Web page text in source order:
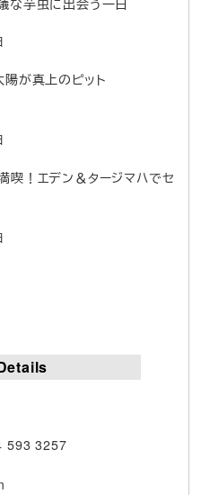
な芋虫に出会う一日
陽が真上のピット
喫！エデン＆タージマハでセ
593 3257